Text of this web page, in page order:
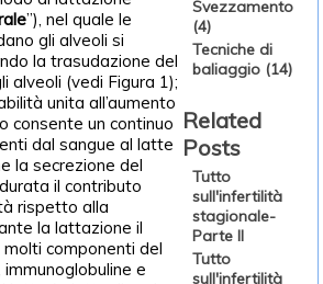
”), nel quale le
gli alveoli si
la trasudazione del
alveoli (vedi Figura 1);
unita all’aumento
consente un continuo
dal sangue al latte
la secrezione del
il contributo
rispetto alla
la lattazione il
componenti del
e
Svezzamento
(4)
Tecniche di
baliaggio (14)
Related
Posts
Tutto
sull'infertilità
stagionale-
Parte II
Tutto
sull'infertilità